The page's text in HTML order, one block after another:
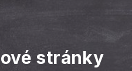
stránky